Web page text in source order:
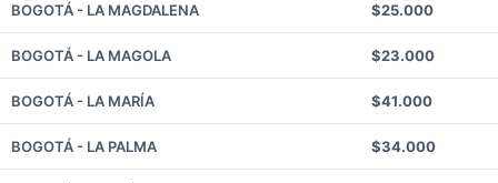
BOGOTÁ - LA MAGDALENA $25.000
BOGOTÁ - LA MAGOLA $23.000
BOGOTÁ - LA MARÍA $41.000
BOGOTÁ - LA PALMA $34.000